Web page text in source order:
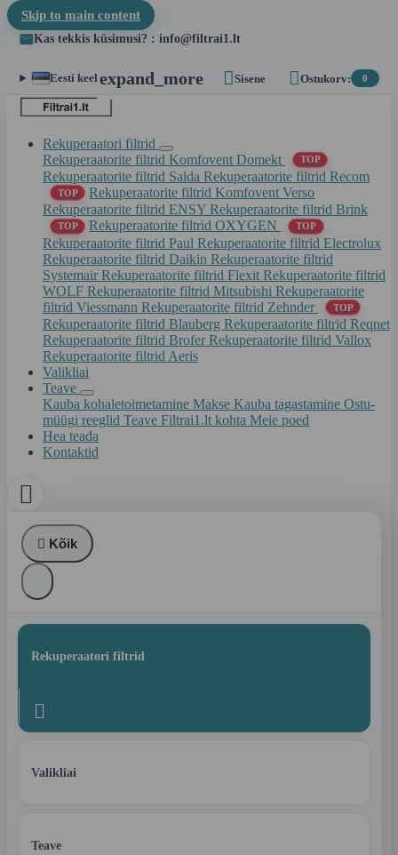
Skip to main content
Kas tekkis küsimusi? : info@filtrai1.lt
Eesti keel expand_more Sisene Ostukorv: 0
Rekuperaatori filtrid
Rekuperaatorite filtrid Komfovent Domekt
TOP
Rekuperaatorite filtrid Salda Rekuperaatorite filtrid Recom
TOP
Rekuperaatorite filtrid Komfovent Verso
Rekuperaatorite filtrid ENSY Rekuperaatorite filtrid Brink
TOP Rekuperaatorite filtrid OXYGEN TOP
Rekuperaatorite filtrid Paul Rekuperaatorite filtrid Electrolux
Rekuperaatorite filtrid Daikin Rekuperaatorite filtrid
Systemair Rekuperaatorite filtrid Flexit Rekuperaatorite filtrid
WOLF Rekuperaatorite filtrid Mitsubishi Rekuperaatorite
filtrid Viessmann Rekuperaatorite filtrid Zehnder TOP
Rekuperaatorite filtrid Blauberg Rekuperaatorite filtrid Reqnet
Rekuperaatorite filtrid Brofer Rekuperaatorite filtrid Vallox
Rekuperaatorite filtrid Aeris
Valikliai
Teave
Kauba kohaletoimetamine Makse Kauba tagastamine Ostu-
müügi reeglid Teave Filtrai1.lt kohta Meie poed
Hea teada
Kontaktid

 Kõik
Rekuperaatori filtrid

Valikliai
Teave